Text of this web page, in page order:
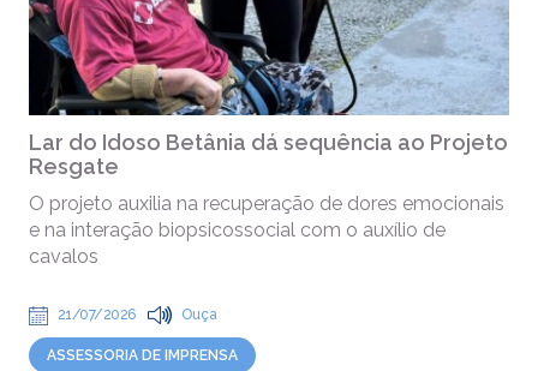
Lar do Idoso Betânia dá sequência ao Projeto
Resgate
O projeto auxilia na recuperação de dores emocionais
e na interação biopsicossocial com o auxílio de
cavalos
21/07/2026 Ouça
ASSESSORIA DE IMPRENSA